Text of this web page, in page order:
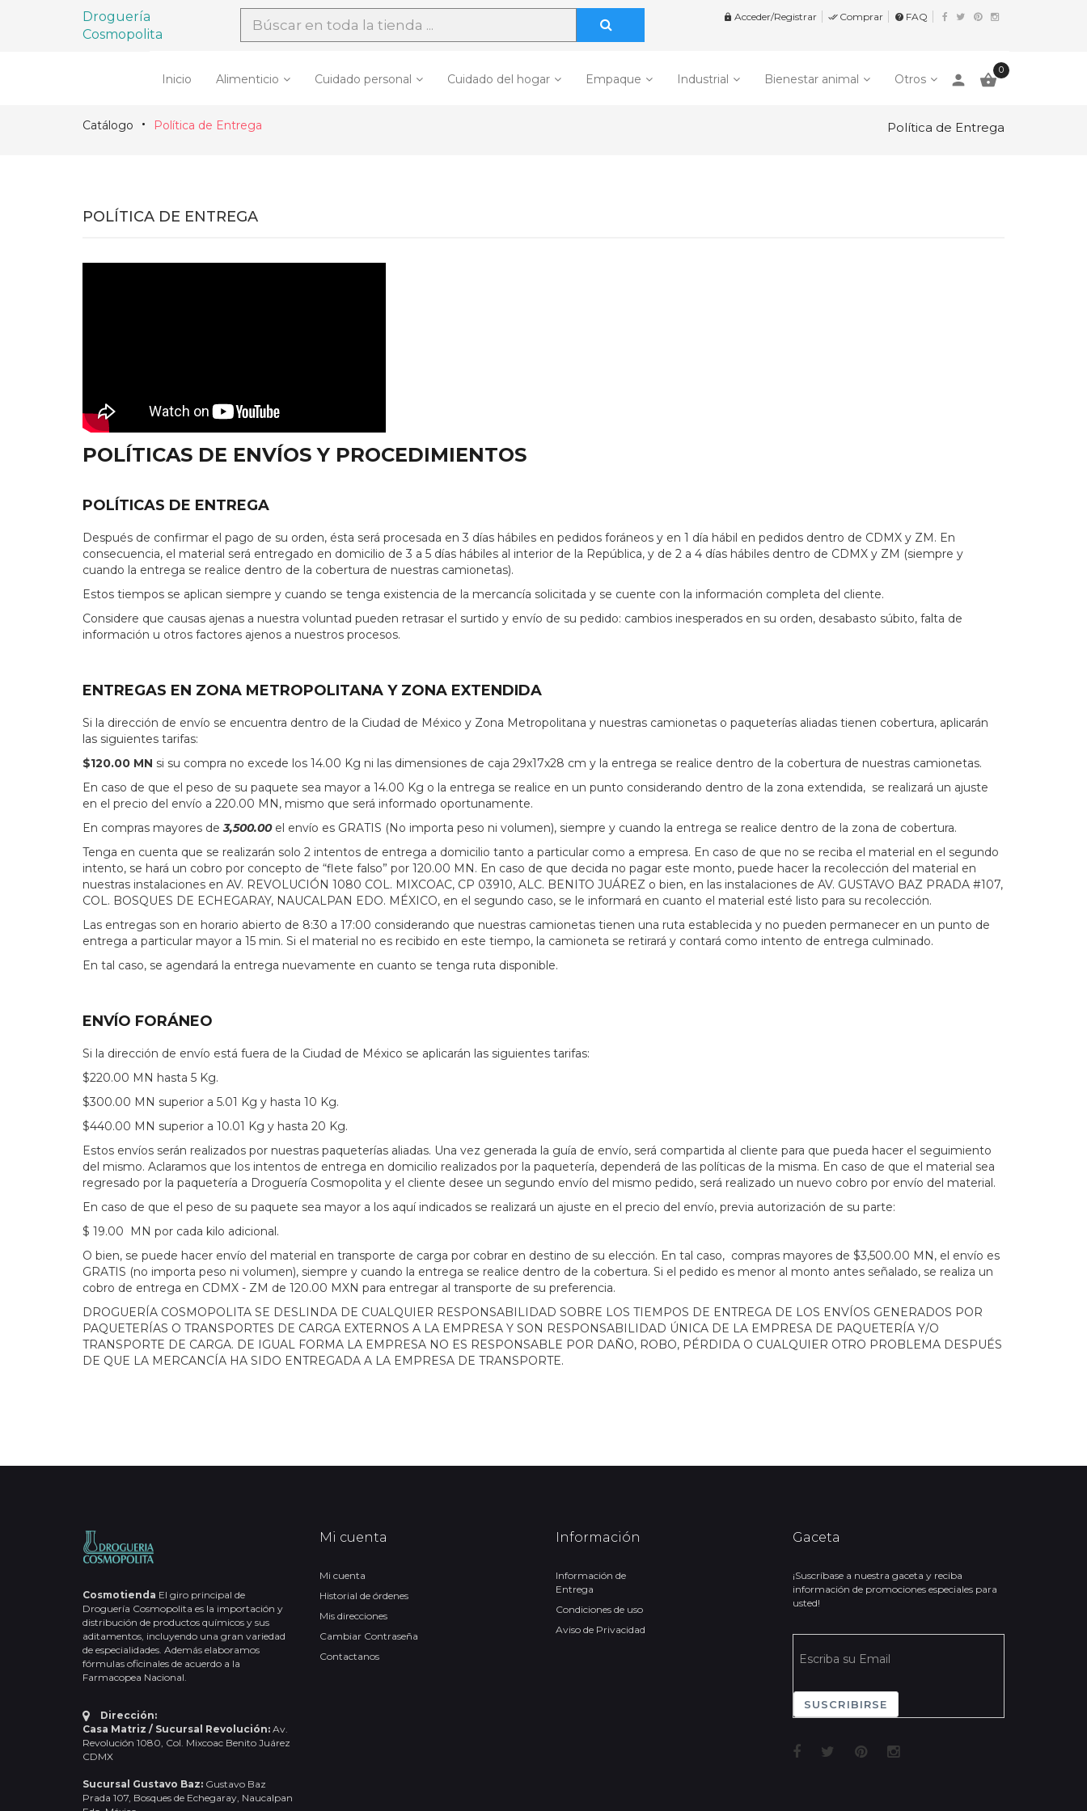
Droguería
Cosmopolita
 Acceder/Registrar  Comprar help FAQ
Inicio Alimenticio Cuidado personal Cuidado del hogar Empaque Industrial Bienestar animal Otros person 
0
Catálogo Política de Entrega Política de Entrega
POLÍTICA DE ENTREGA
POLÍTICAS DE ENVÍOS Y PROCEDIMIENTOS
POLÍTICAS DE ENTREGA
Después de confirmar el pago de su orden, ésta será procesada en 3 días hábiles en pedidos foráneos y en 1 día hábil en pedidos dentro de CDMX y ZM. En
consecuencia, el material será entregado en domicilio de 3 a 5 días hábiles al interior de la República, y de 2 a 4 días hábiles dentro de CDMX y ZM (siempre y
cuando la entrega se realice dentro de la cobertura de nuestras camionetas).
Estos tiempos se aplican siempre y cuando se tenga existencia de la mercancía solicitada y se cuente con la información completa del cliente.
Considere que causas ajenas a nuestra voluntad pueden retrasar el surtido y envío de su pedido: cambios inesperados en su orden, desabasto súbito, falta de
información u otros factores ajenos a nuestros procesos.
ENTREGAS EN ZONA METROPOLITANA Y ZONA EXTENDIDA
Si la dirección de envío se encuentra dentro de la Ciudad de México y Zona Metropolitana y nuestras camionetas o paqueterías aliadas tienen cobertura, aplicarán
las siguientes tarifas:
$120.00 MN si su compra no excede los 14.00 Kg ni las dimensiones de caja 29x17x28 cm y la entrega se realice dentro de la cobertura de nuestras camionetas.
En caso de que el peso de su paquete sea mayor a 14.00 Kg o la entrega se realice en un punto considerando dentro de la zona extendida, se realizará un ajuste
en el precio del envío a 220.00 MN, mismo que será informado oportunamente.
En compras mayores de3,500.00el envío es GRATIS (No importa peso ni volumen), siempre y cuando la entrega se realice dentro de la zona de cobertura.
Tenga en cuenta que se realizarán solo 2 intentos de entrega a domicilio tanto a particular como a empresa. En caso de que no se reciba el material en el segundo
intento, se hará un cobro por concepto de “flete falso” por 120.00 MN. En caso de que decida no pagar este monto, puede hacer la recolección del material en
nuestras instalaciones en AV. REVOLUCIÓN 1080 COL. MIXCOAC, CP 03910, ALC. BENITO JUÁREZ o bien, en las instalaciones de AV. GUSTAVO BAZ PRADA #107,
COL. BOSQUES DE ECHEGARAY, NAUCALPAN EDO. MÉXICO, en el segundo caso, se le informará en cuanto el material esté listo para su recolección.
Las entregas son en horario abierto de 8:30 a 17:00 considerando que nuestras camionetas tienen una ruta establecida y no pueden permanecer en un punto de
entrega a particular mayor a 15 min. Si el material no es recibido en este tiempo, la camioneta se retirará y contará como intento de entrega culminado.
En tal caso, se agendará la entrega nuevamente en cuanto se tenga ruta disponible.
ENVÍO FORÁNEO
Si la dirección de envío está fuera de la Ciudad de México se aplicarán las siguientes tarifas:
$220.00 MN hasta 5 Kg.
$300.00 MN superior a 5.01 Kg y hasta 10 Kg.
$440.00 MN superior a 10.01 Kg y hasta 20 Kg.
Estos envíos serán realizados por nuestras paqueterías aliadas. Una vez generada la guía de envío, será compartida al cliente para que pueda hacer el seguimiento
del mismo. Aclaramos que los intentos de entrega en domicilio realizados por la paquetería, dependerá de las políticas de la misma. En caso de que el material sea
regresado por la paquetería a Droguería Cosmopolita y el cliente desee un segundo envío del mismo pedido, será realizado un nuevo cobro por envío del material.
En caso de que el peso de su paquete sea mayor a los aquí indicados se realizará un ajuste en el precio del envío, previa autorización de su parte:
$ 19.00 MN por cada kilo adicional.
O bien, se puede hacer envío del material en transporte de carga por cobrar en destino de su elección. En tal caso, compras mayores de $3,500.00 MN, el envío es
GRATIS (no importa peso ni volumen), siempre y cuando la entrega se realice dentro de la cobertura. Si el pedido es menor al monto antes señalado, se realiza un
cobro de entrega en CDMX - ZM de 120.00 MXN para entregar al transporte de su preferencia.
DROGUERÍA COSMOPOLITA SE DESLINDA DE CUALQUIER RESPONSABILIDAD SOBRE LOS TIEMPOS DE ENTREGA DE LOS ENVÍOS GENERADOS POR
PAQUETERÍAS O TRANSPORTES DE CARGA EXTERNOS A LA EMPRESA Y SON RESPONSABILIDAD ÚNICA DE LA EMPRESA DE PAQUETERÍA Y/O
TRANSPORTE DE CARGA. DE IGUAL FORMA LA EMPRESA NO ES RESPONSABLE POR DAÑO, ROBO, PÉRDIDA O CUALQUIER OTRO PROBLEMA DESPUÉS
DE QUE LA MERCANCÍA HA SIDO ENTREGADA A LA EMPRESA DE TRANSPORTE.
Cosmotienda El giro principal de
Droguería Cosmopolita es la importación y
distribución de productos químicos y sus
aditamentos, incluyendo una gran variedad
de especialidades. Además elaboramos
fórmulas oficinales de acuerdo a la
Farmacopea Nacional.
Dirección:
Casa Matriz / Sucursal Revolución: Av.
Revolución 1080, Col. Mixcoac Benito Juárez
CDMX
Sucursal Gustavo Baz: Gustavo Baz
Prada 107, Bosques de Echegaray, Naucalpan
Mi cuenta
Mi cuenta
Historial de órdenes
Mis direcciones
Cambiar Contraseña
Contactanos
Información
Información de
Entrega
Condiciones de uso
Aviso de Privacidad
Gaceta
¡Suscríbase a nuestra gaceta y reciba
información de promociones especiales para
usted!
SUSCRIBIRSE